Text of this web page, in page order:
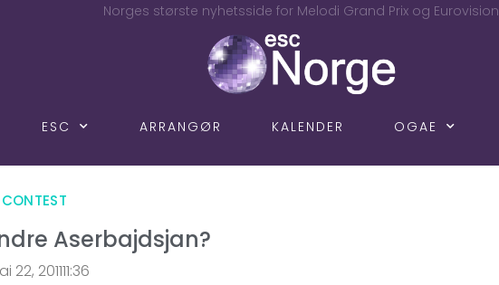
Norges største nyhetsside for Melodi Grand Prix og Eurovision
ESC ARRANGØR KALENDER OGAE
Aserbajdsjan?
22, 201111:36